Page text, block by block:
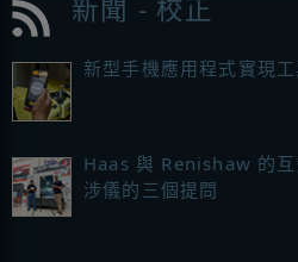
新聞 - 校正
新型手機應用程式實現
Haas 與 Renishaw 的
涉儀的三個提問